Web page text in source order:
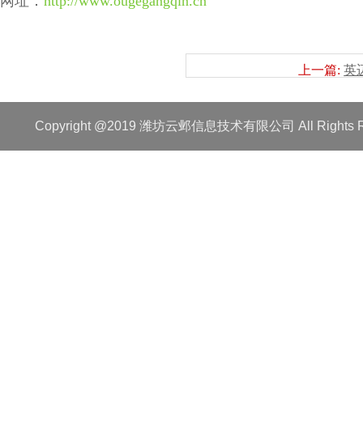
上一篇:英
Copyright @2019 潍坊云邺信息技术有限公司 All Rights